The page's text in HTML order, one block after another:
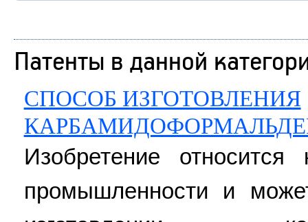
Патенты в данной
СПОСОБ ИЗГОТОВЛЕНИЯ
Изобретение
промышленности и